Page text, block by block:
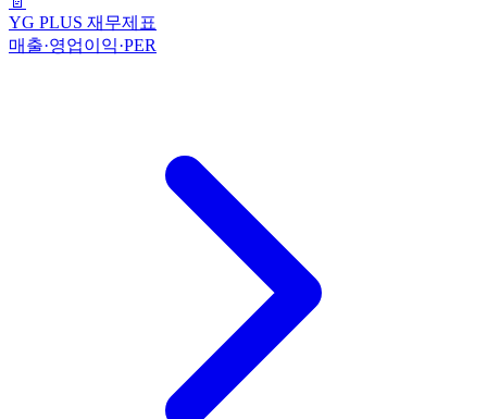
YG PLUS 재무제표
매출·영업이익·PER